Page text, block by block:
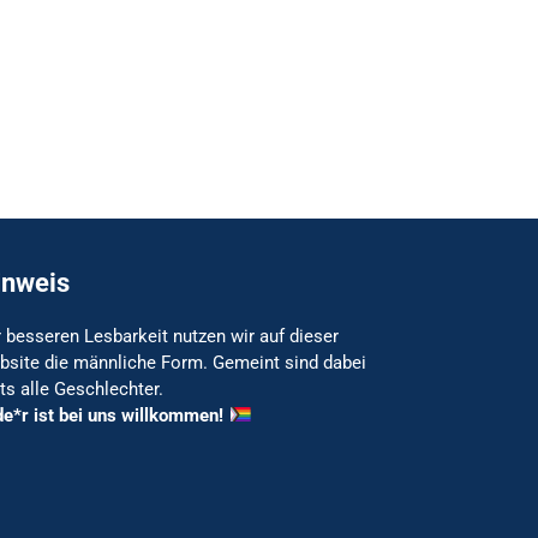
besseren Lesbarkeit nutzen wir auf dieser
die männliche Form. Gemeint sind dabei
alle Geschlechter.
ist bei uns willkommen!